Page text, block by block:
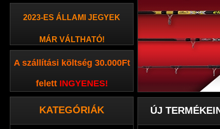
2023-ES ÁLLAMI JEGYEK
MÁR VÁLTHATÓ!
A szállítási költség 30.000Ft
felett INGYENES!
KATEGÓRIÁK ÚJ